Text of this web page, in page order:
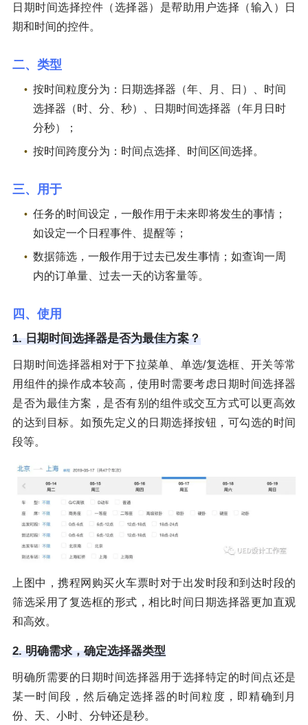
日期时间选择控件（选择器）是帮助用户选择（输入）日
期和时间的控件。
二、类型
按时间粒度分为：日期选择器（年、月、日）、时间
选择器（时、分、秒）、日期时间选择器（年月日时
分秒）；
按时间跨度分为：时间点选择、时间区间选择。
三、用于
任务的时间设定，一般作用于未来即将发生的事情；
如设定一个日程事件、提醒等；
数据筛选，一般作用于过去已发生事情；如查询一周
内的订单量、过去一天的访客量等。
四、使用
1. 日期时间选择器是否为最佳方案？
日期时间选择器相对于下拉菜单、单选/复选框、开关等常
用组件的操作成本较高，使用时需要考虑日期时间选择器
是否为最佳方案，是否有别的组件或交互方式可以更高效
的达到目标。如预先定义的日期选择按钮，可勾选的时间
段等。
上图中，携程网购买火车票时对于出发时段和到达时段的
筛选采用了复选框的形式，相比时间日期选择器更加直观
和高效。
2. 明确需求，确定选择器类型
明确所需要的日期时间选择器用于选择特定的时间点还是
某一时间段，然后确定选择器的时间粒度，即精确到月
份、天、小时、分钟还是秒。